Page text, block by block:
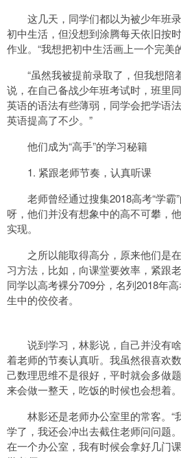
这几天，同学们都以为被少年班录
初中生活，但没想到涂腾每天依旧按
作业。“我想把初中生活画上一个完美
“虽然我被提前录取了，但我想陪
说，在自己备战少年班考试时，班里
英语的语法有些薄弱，同学会把学语
英语提高了不少。”
他们成为“高手”的学习秘籍
1. 紧跟老师节奏，认真听课
老师曾经通过搜集2018高考“学霸
呀，他们并没有想象中的高不可攀，
实现。
之所以能取得高分，原来他们是在
习方法，比如，向课堂要效率，紧跟
同学以高考裸分709分，名列2018年
生中的佼佼者。
说到学习，林影说，自己并没有啥
着老师的节奏认真听。我虽然很喜欢
己数理思维不是很好，平时就会多做
来会做一整天，吃饭的时候也会想着
林影还是老师办公室里的常客。“
学了，我还会冲出去截住老师问问题
在一个办公室，我有时候会拿好几门